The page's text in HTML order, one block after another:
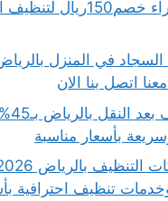
شركة تنظيف بشقراء
في المنزل
اتصل بنا الان
أفضل
بأسعار مناسبة
تنظيف احترافية